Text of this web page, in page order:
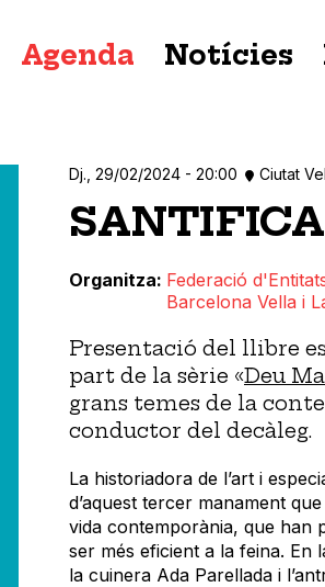
principal
Agenda Notícies
Dj., 29/02/2024 - 20:00 Ciutat
Organitza Federació
Barcelona Vella i
Presentació del llibre
part de la sèrie «Deu
grans temes de la
conductor del decàleg.
La historiadora de l’art i
d’aquest tercer manament
vida contemporània, que han
ser més eficient a la feina. En
la cuinera Ada Parellada i